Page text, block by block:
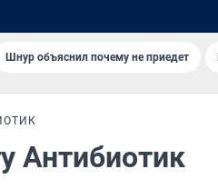
Шнур объяснил почему не приедет
Антибиотик